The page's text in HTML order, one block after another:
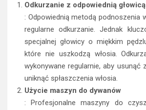
Odkurzanie z odpowiednią głowicą
: Odpowiednią metodą podnoszenia
regularne odkurzanie. Jednak
specjalnej głowicy o miękkim
które nie uszkodzą włosia.
wykonywane regularnie, aby usunąć
uniknąć spłaszczenia włosia.
Użycie maszyn do dywanów
: Profesjonalne maszyny do